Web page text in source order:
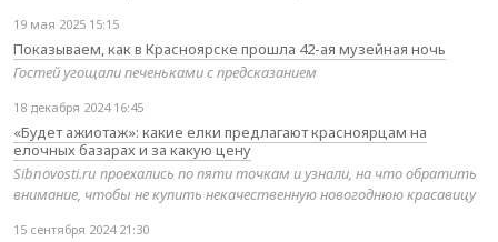
19 мая 2025 15:15
Показываем, как в Красноярске прошла 42-ая музейная ночь
Гостей угощали печеньками с предсказанием
18 декабря 2024 16:45
«Будет ажиотаж»: какие елки предлагают красноярцам на
елочных базарах и за какую цену
Sibnovosti.ru проехались по пяти точкам и узнали, на что обратить
внимание, чтобы не купить некачественную новогоднюю красавицу
15 сентября 2024 21:30